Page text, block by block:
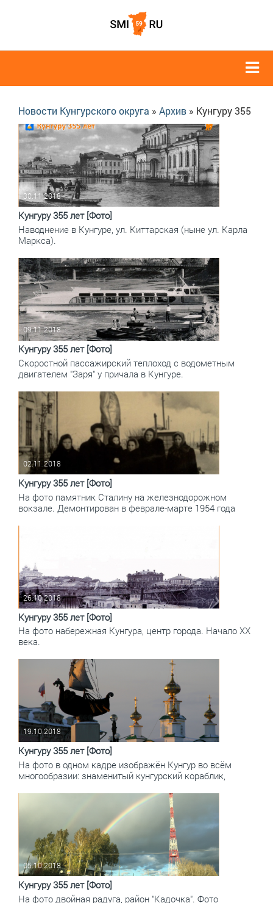
Новости Кунгурского округа » Архив » Кунгуру 355
30.11.2018
Кунгуру 355 лет [Фото]
Наводнение в Кунгуре, ул. Киттарская (ныне ул. Карла
Маркса).
09.11.2018
Кунгуру 355 лет [Фото]
Скоростной пассажирский теплоход с водометным
двигателем "Заря" у причала в Кунгуре.
02.11.2018
Кунгуру 355 лет [Фото]
На фото памятник Сталину на железнодорожном
вокзале. Демонтирован в феврале-марте 1954 года
26.10.2018
Кунгуру 355 лет [Фото]
На фото набережная Кунгура, центр города. Начало ХХ
века.
19.10.2018
Кунгуру 355 лет [Фото]
На фото в одном кадре изображён Кунгур во всём
многообразии: знаменитый кунгурский кораблик,
05.10.2018
Кунгуру 355 лет [Фото]
На фото двойная радуга, район "Кадочка". Фото